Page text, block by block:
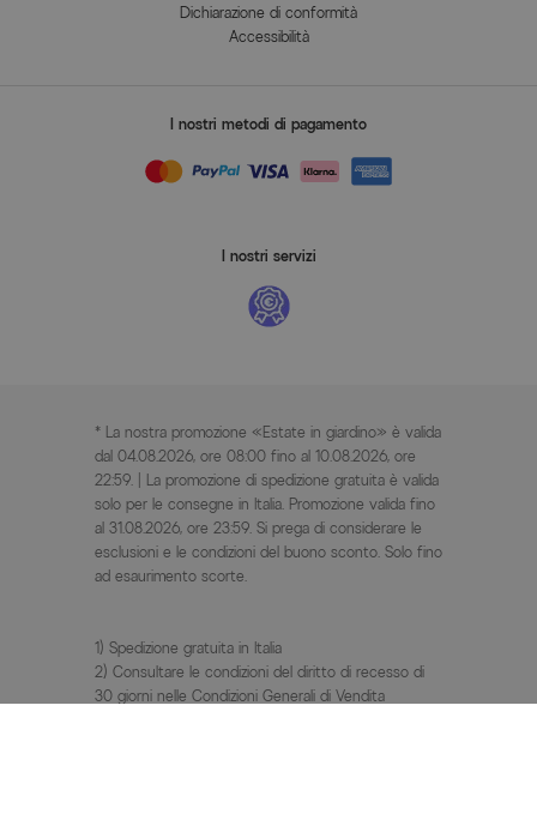
Dichiarazione di conformità
Accessibilità
I nostri metodi di pagamento
I nostri servizi
* La nostra promozione «Estate in giardino» è valida
dal 04.08.2026, ore 08:00 fino al 10.08.2026, ore
22:59. | La promozione di spedizione gratuita è valida
solo per le consegne in Italia. Promozione valida fino
al 31.08.2026, ore 23:59. Si prega di considerare le
esclusioni e le condizioni del buono sconto. Solo fino
ad esaurimento scorte.
1) Spedizione gratuita in Italia
2) Consultare le condizioni del diritto di recesso di
30 giorni nelle Condizioni Generali di Vendita